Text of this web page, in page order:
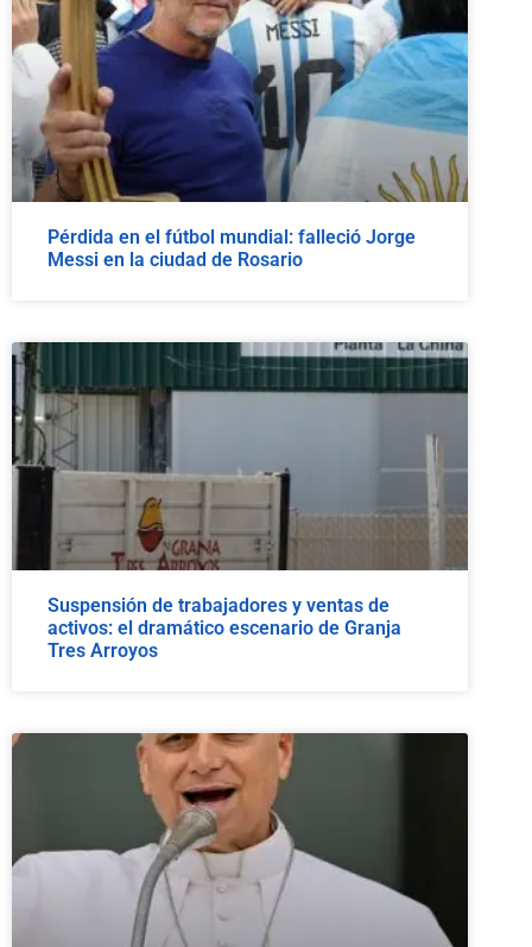
Pérdida en el fútbol mundial: falleció Jorge
Messi en la ciudad de Rosario
Suspensión de trabajadores y ventas de
activos: el dramático escenario de Granja
Tres Arroyos